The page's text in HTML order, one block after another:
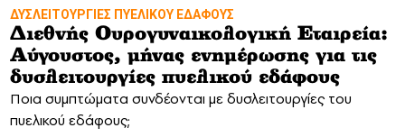
ΔΥΣΛΕΙΤΟΥΡΓΙΕΣ ΠΥΕΛΙΚΟΥ ΕΔΑΦΟΥΣ
Διεθνής Ουρογυναικολογική Εταιρεία:
Αύγουστος, μήνας ενημέρωσης για τις
δυσλειτουργίες πυελικού εδάφους
Ποια συμπτώματα συνδέονται με δυσλειτουργίες του
πυελικού εδάφους;